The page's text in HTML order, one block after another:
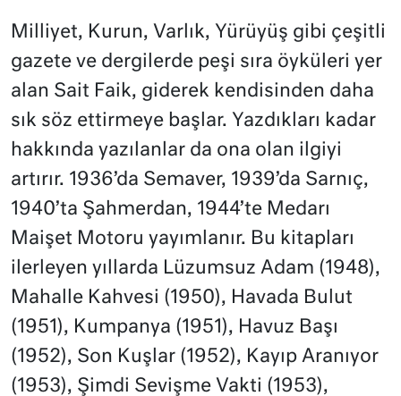
Milliyet, Kurun, Varlık, Yürüyüş gibi çeşitli
gazete ve dergilerde peşi sıra öyküleri yer
alan Sait Faik, giderek kendisinden daha
sık söz ettirmeye başlar. Yazdıkları kadar
hakkında yazılanlar da ona olan ilgiyi
artırır. 1936’da Semaver, 1939’da Sarnıç,
1940’ta Şahmerdan, 1944’te Medarı
Maişet Motoru yayımlanır. Bu kitapları
ilerleyen yıllarda Lüzumsuz Adam (1948),
Mahalle Kahvesi (1950), Havada Bulut
(1951), Kumpanya (1951), Havuz Başı
(1952), Son Kuşlar (1952), Kayıp Aranıyor
(1953), Şimdi Sevişme Vakti (1953),